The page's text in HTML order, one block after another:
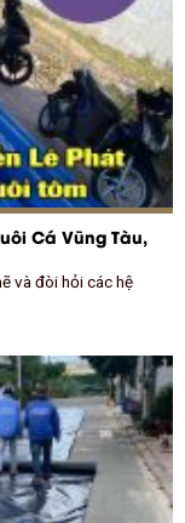
Cá Vũng Tàu,
và đòi hỏi các hệ